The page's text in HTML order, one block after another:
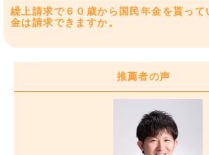
繰上請求で６０歳から国民年金を貰って
金は請求できますか。
推薦者の声